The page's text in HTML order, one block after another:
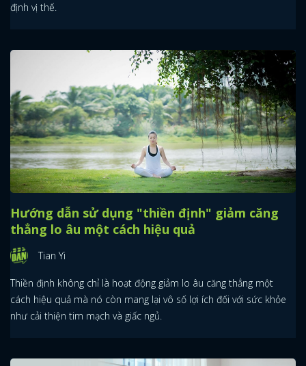
định vị thế.
Hướng dẫn sử dụng "thiền định" giảm căng
thẳng lo âu một cách hiệu quả
Tian Yi
Thiền định không chỉ là hoạt động giảm lo âu căng thẳng một
cách hiệu quả mà nó còn mang lại vô số lợi ích đối với sức khỏe
như cải thiện tim mạch và giấc ngủ.